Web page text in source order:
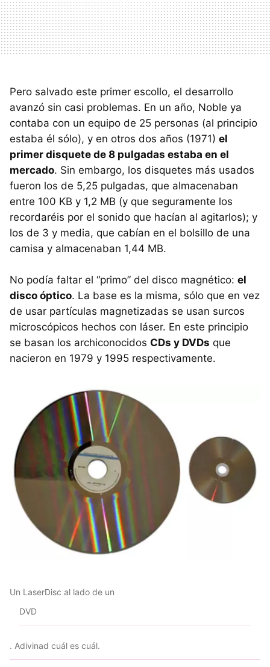
Pero salvado este primer escollo, el desarrollo
avanzó sin casi problemas. En un año, Noble ya
contaba con un equipo de 25 personas (al principio
estaba él sólo), y en otros dos años (1971) el
primer disquete de 8 pulgadas estaba en el
mercado. Sin embargo, los disquetes más usados
fueron los de 5,25 pulgadas, que almacenaban
entre 100 KB y 1,2 MB (y que seguramente los
recordaréis por el sonido que hacían al agitarlos); y
los de 3 y media, que cabían en el bolsillo de una
camisa y almacenaban 1,44 MB.
No podía faltar el “primo” del disco magnético: el
disco óptico. La base es la misma, sólo que en vez
de usar partículas magnetizadas se usan surcos
microscópicos hechos con láser. En este principio
se basan los archiconocidos CDs y DVDs que
nacieron en 1979 y 1995 respectivamente.
Un LaserDisc al lado de un
DVD
. Adivinad cuál es cuál.